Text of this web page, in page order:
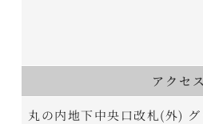
アクセス
丸の内地下中央口改札(外)